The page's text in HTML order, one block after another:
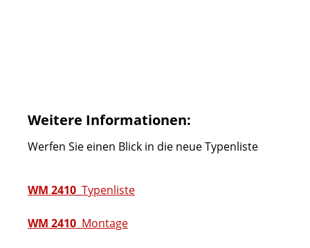
Weitere Informationen:
Werfen Sie einen Blick in die neue Typenliste
WM 2410 Typenliste
WM 2410 Montage